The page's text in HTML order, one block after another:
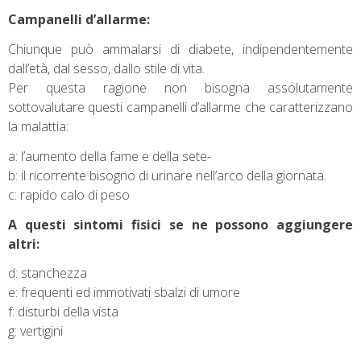
Campanelli d’allarme:
Chiunque può ammalarsi di diabete, indipendentemente
dall’età, dal sesso, dallo stile di vita.
Per questa ragione non bisogna assolutamente
sottovalutare questi campanelli d’allarme che caratterizzano
la malattia:
a: l’aumento della fame e della sete-
b: il ricorrente bisogno di urinare nell’arco della giornata.
c: rapido calo di peso
A questi sintomi fisici se ne possono aggiungere
altri:
d: stanchezza
e: frequenti ed immotivati sbalzi di umore
f: disturbi della vista
g: vertigini